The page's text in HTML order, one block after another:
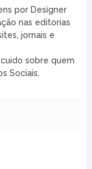
por Designer
nas editorias
jornais e
sobre quem
Sociais.